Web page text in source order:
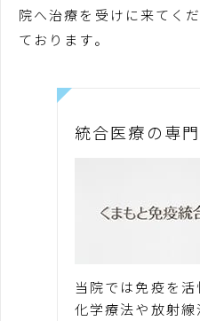
院へ治療を受けに来てく
ております。
統合医療の専
当院では免疫を
化学療法や放射